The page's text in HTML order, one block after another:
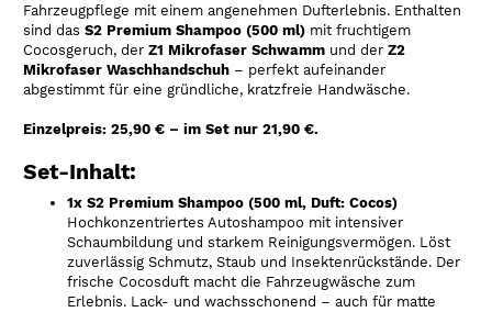
Fahrzeugpflege mit einem angenehmen Dufterlebnis. Enthalten
sind das S2 Premium Shampoo (500 ml) mit fruchtigem
Cocosgeruch, der Z1 Mikrofaser Schwamm und der Z2
Mikrofaser Waschhandschuh – perfekt aufeinander
abgestimmt für eine gründliche, kratzfreie Handwäsche.
Einzelpreis: 25,90 € – im Set nur 21,90 €.
Set-Inhalt:
1x S2 Premium Shampoo (500 ml, Duft: Cocos)
Hochkonzentriertes Autoshampoo mit intensiver
Schaumbildung und starkem Reinigungsvermögen. Löst
zuverlässig Schmutz, Staub und Insektenrückstände. Der
frische Cocosduft macht die Fahrzeugwäsche zum
Erlebnis. Lack- und wachsschonend – auch für matte